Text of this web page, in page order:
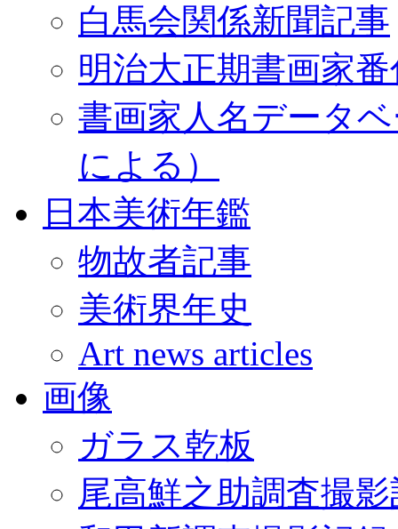
白馬会関係新聞記事
明治大正期書画家
書画家人名データ
による）
日本美術年鑑
物故者記事
美術界年史
Art news articles
画像
ガラス乾板
尾高鮮之助調査撮